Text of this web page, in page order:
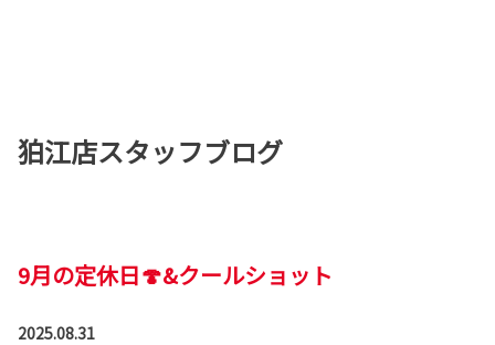
狛江店スタッフブログ
9月の定休日🍄&クールショット
2025.08.31